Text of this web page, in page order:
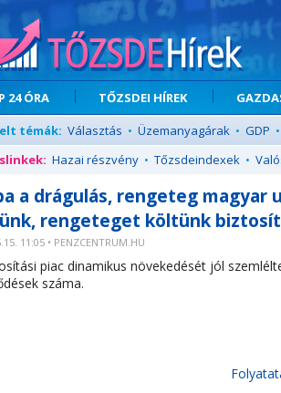
24 ÓRA TŐZSDEI HÍREK
témák: Választás • Üzemanyagárak • GDP •
Hazai részvény • Tőzsdeindexek •
a drágulás, rengeteg magyar
rengeteget költünk
11:05 • PENZCENTRUM.HU
piac dinamikus növekedését jól
száma.